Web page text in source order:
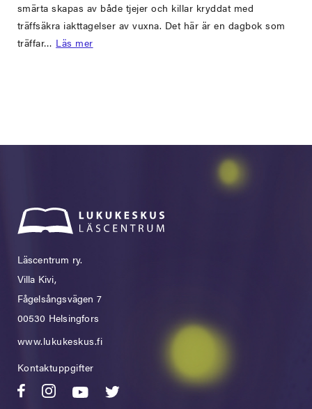
smärta skapas av både tjejer och killar kryddat med
träffsäkra iakttagelser av vuxna. Det här är en dagbok som
träffar… Läs mer
Läscentrum ry.
Villa Kivi,
Fågelsångsvägen 7
00530 Helsingfors
www.lukukeskus.fi
Kontaktuppgifter